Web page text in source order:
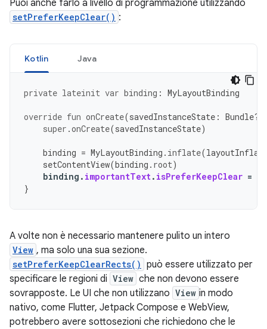
Puoi anche farlo a livello di programmazione utilizzando
setPreferKeepClear() :
Kotlin Java
private lateinit var binding : MyLayoutBinding
override fun onCreate(savedInstanceState : Bundle?)
super .onCreate(savedInstanceState)
binding = MyLayoutBinding . inflate(
setContentView(binding . root)
binding . importantText. isPreferKeepClear =
}
A volte non è necessario mantenere pulito un intero
View , ma solo una sua sezione.
setPreferKeepClearRects() può essere utilizzato per
specificare le regioni di View che non devono essere
sovrapposte. Le UI che non utilizzano View in modo
nativo, come Flutter, Jetpack Compose e WebView,
potrebbero avere sottosezioni che richiedono che le